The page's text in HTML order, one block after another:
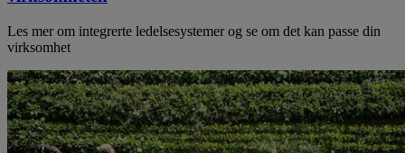
Les mer om integrerte ledelsesystemer og se om det kan passe din
virksomhet